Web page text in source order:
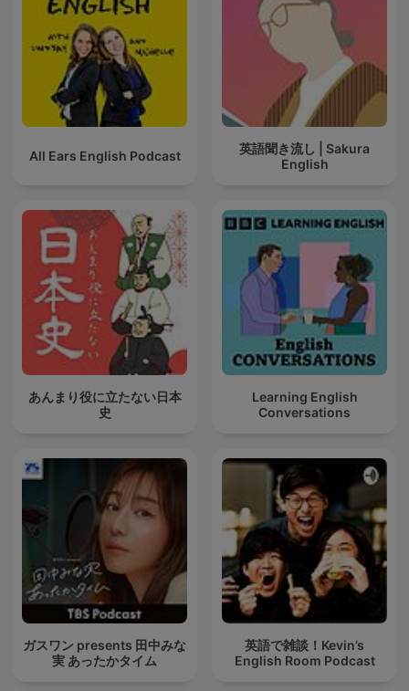
All Ears English Podcast
英語聞き流し | Sakura
English
あんまり役に立たない日本
史
Learning English
Conversations
ガスワン presents 田中みな
実 あったかタイム
英語で雑談！Kevin’s
English Room Podcast